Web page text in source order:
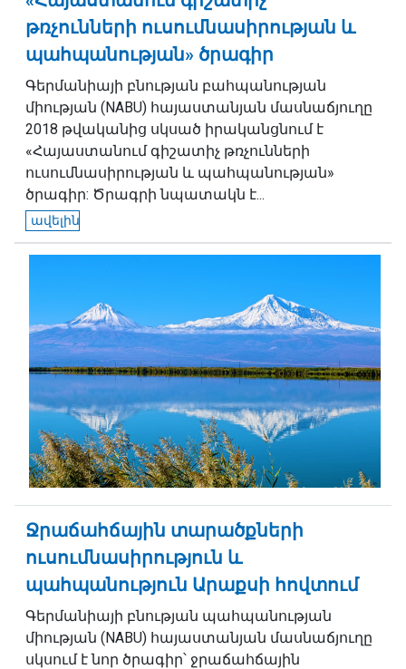
թռչունների ուսումնասիրության և
պահպանության» ծրագիր
Գերմանիայի բնության բահպանության
միության (NABU) հայաստանյան մասնաճյուղը
2018 թվականից սկսած իրականցնում է
«Հայաստանում գիշատիչ թռչունների
ուսումնասիրության և պահպանության»
ծրագիր: Ծրագրի նպատակն է...
ավելին
Ջրաճահճային տարածքների
ուսումնասիրություն և
պահպանություն Արաքսի հովտում
Գերմանիայի բնության պահպանության
միության (NABU) հայաստանյան մասնաճյուղը
սկսում է նոր ծրագիր՝ ջրաճահճային